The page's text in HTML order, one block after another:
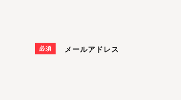
必須 メールアドレス